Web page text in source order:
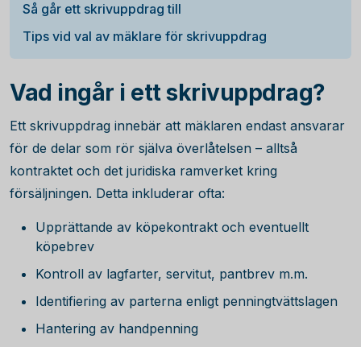
Så går ett skrivuppdrag till
Tips vid val av mäklare för skrivuppdrag
Vad ingår i ett skrivuppdrag?
Ett skrivuppdrag innebär att mäklaren endast ansvarar
för de delar som rör själva överlåtelsen – alltså
kontraktet och det juridiska ramverket kring
försäljningen. Detta inkluderar ofta:
Upprättande av köpekontrakt och eventuellt
köpebrev
Kontroll av lagfarter, servitut, pantbrev m.m.
Identifiering av parterna enligt penningtvättslagen
Hantering av handpenning